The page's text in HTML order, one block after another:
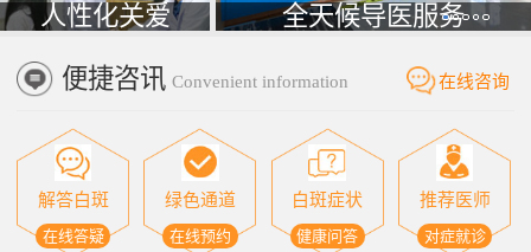
人性化关爱 全天候导医服务
便捷咨讯 Convenient information 在线咨询
解答白斑
在线答疑
绿色通道
在线预约
白斑症状
健康问答
推荐医师
对症就诊